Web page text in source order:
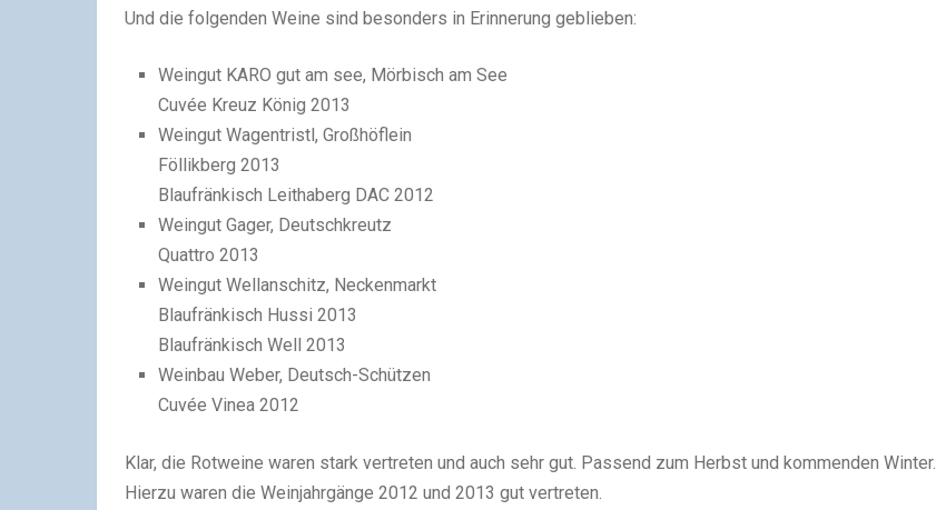
Und die folgenden Weine sind besonders in Erinnerung geblieben:
Weingut KARO gut am see, Mörbisch am See
Cuvée Kreuz König 2013
Weingut Wagentristl, Großhöflein
Föllikberg 2013
Blaufränkisch Leithaberg DAC 2012
Weingut Gager, Deutschkreutz
Quattro 2013
Weingut Wellanschitz, Neckenmarkt
Blaufränkisch Hussi 2013
Blaufränkisch Well 2013
Weinbau Weber, Deutsch-Schützen
Cuvée Vinea 2012
Klar, die Rotweine waren stark vertreten und auch sehr gut. Passend zum Herbst und kommenden Winter.
Hierzu waren die Weinjahrgänge 2012 und 2013 gut vertreten.